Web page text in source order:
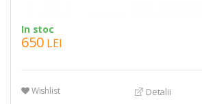
In stoc
650 LEI
Wishlist Detalii